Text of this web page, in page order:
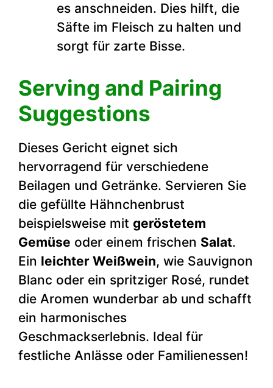
es anschneiden. Dies hilft, die
Säfte im Fleisch zu halten und
sorgt für zarte Bisse.
Serving and Pairing
Suggestions
Dieses Gericht eignet sich
hervorragend für verschiedene
Beilagen und Getränke. Servieren Sie
die gefüllte Hähnchenbrust
beispielsweise mit geröstetem
Gemüse oder einem frischen Salat.
Ein leichter Weißwein, wie Sauvignon
Blanc oder ein spritziger Rosé, rundet
die Aromen wunderbar ab und schafft
ein harmonisches
Geschmackserlebnis. Ideal für
festliche Anlässe oder Familienessen!